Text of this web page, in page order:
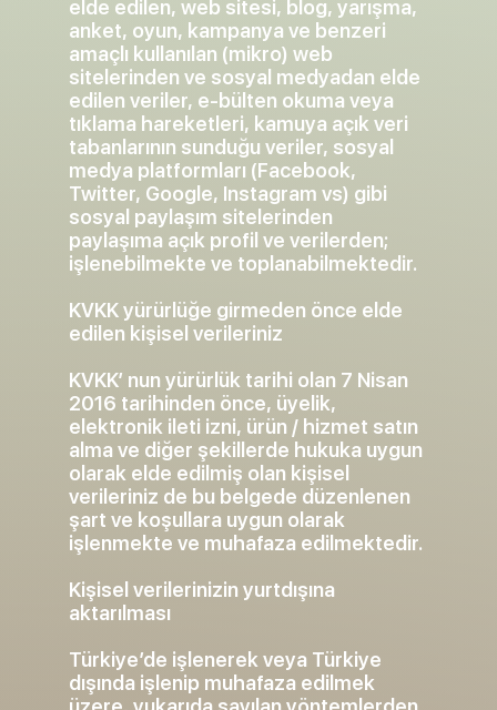
elde edilen, web sitesi, blog, yarışma,
anket, oyun, kampanya ve benzeri
amaçlı kullanılan (mikro) web
sitelerinden ve sosyal medyadan elde
edilen veriler, e-bülten okuma veya
tıklama hareketleri, kamuya açık veri
tabanlarının sunduğu veriler, sosyal
medya platformları (Facebook,
Twitter, Google, Instagram vs) gibi
sosyal paylaşım sitelerinden
paylaşıma açık profil ve verilerden;
işlenebilmekte ve toplanabilmektedir.
KVKK yürürlüğe girmeden önce elde
edilen kişisel verileriniz
KVKK’ nun yürürlük tarihi olan 7 Nisan
2016 tarihinden önce, üyelik,
elektronik ileti izni, ürün / hizmet satın
alma ve diğer şekillerde hukuka uygun
olarak elde edilmiş olan kişisel
verileriniz de bu belgede düzenlenen
şart ve koşullara uygun olarak
işlenmekte ve muhafaza edilmektedir.
Kişisel verilerinizin yurtdışına
aktarılması
Türkiye’de işlenerek veya Türkiye
dışında işlenip muhafaza edilmek